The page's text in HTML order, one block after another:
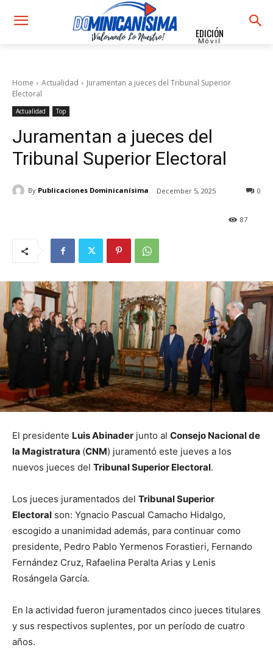
EDICIÓN
Móvil
Home Actualidad
Juramentan a jueces del Tribunal Superior
Electoral
Actualidad Top
Juramentan a jueces del
Tribunal Superior Electoral
By Publicaciones Dominicanísima December 5, 2025 0
87
El presidente Luis Abinader junto al Consejo Nacional de
la Magistratura (CNM) juramentó este jueves a los
nuevos jueces del Tribunal Superior Electoral.
Los jueces juramentados del Tribunal Superior
Electoral son: Ygnacio Pascual Camacho Hidalgo,
escogido a unanimidad además, para continuar como
presidente, Pedro Pablo Yermenos Forastieri, Fernando
Fernández Cruz, Rafaelina Peralta Arias y Lenis
Rosángela García.
En la actividad fueron juramentados cinco jueces titulares
y sus respectivos suplentes, por un período de cuatro
años.